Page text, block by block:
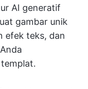
AI generatif
gambar unik
efek teks, dan